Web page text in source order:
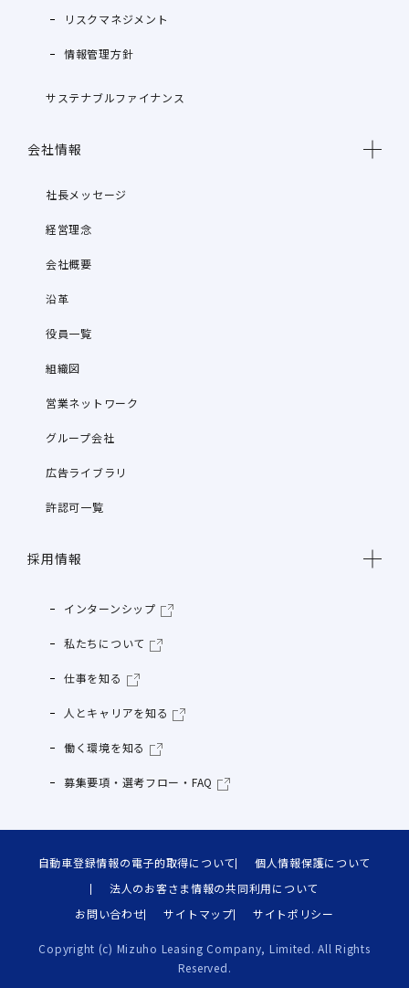
リスクマネジメント
情報管理方針
サステナブルファイナンス
会社情報
社長メッセージ
経営理念
会社概要
沿革
役員一覧
組織図
営業ネットワーク
グループ会社
広告ライブラリ
許認可一覧
採用情報
インターンシップ
私たちについて
仕事を知る
人とキャリアを知る
働く環境を知る
募集要項・選考フロー・FAQ
自動車登録情報の電子的取得について
個人情報保護について
法人のお客さま情報の共同利用について
お問い合わせ
サイトマップ サイトポリシー
Copyright (c) Mizuho Leasing Company, Limited. All Rights
Reserved.